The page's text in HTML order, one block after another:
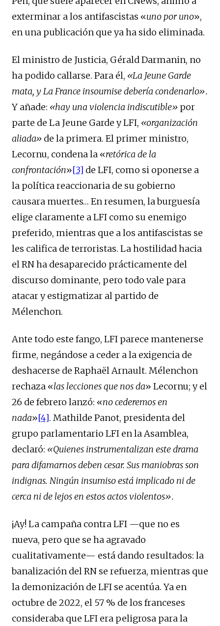
exterminar a los antifascistas «uno por uno»,
en una publicación que ya ha sido eliminada.
El ministro de Justicia, Gérald Darmanin, no
ha podido callarse. Para él, «La Jeune Garde
mata, y La France insoumise debería condenarlo».
Y añade: «hay una violencia indiscutible» por
parte de La Jeune Garde y LFI, «organización
aliada» de la primera. El primer ministro,
Lecornu, condena la «retórica de la
confrontación»[3] de LFI, como si oponerse a
la política reaccionaria de su gobierno
causara muertes… En resumen, la burguesía
elige claramente a LFI como su enemigo
preferido, mientras que a los antifascistas se
les califica de terroristas. La hostilidad hacia
el RN ha desaparecido prácticamente del
discurso dominante, pero todo vale para
atacar y estigmatizar al partido de
Mélenchon.
Ante todo este fango, LFI parece mantenerse
firme, negándose a ceder a la exigencia de
deshacerse de Raphaël Arnault. Mélenchon
rechaza «las lecciones que nos da» Lecornu; y el
26 de febrero lanzó: «no cederemos en
nada»[4]. Mathilde Panot, presidenta del
grupo parlamentario LFI en la Asamblea,
declaró: «Quienes instrumentalizan este drama
para difamarnos deben cesar. Sus maniobras son
indignas. Ningún insumiso está implicado ni de
cerca ni de lejos en estos actos violentos».
¡Ay! La campaña contra LFI —que no es
nueva, pero que se ha agravado
cualitativamente— está dando resultados: la
banalización del RN se refuerza, mientras que
la demonización de LFI se acentúa. Ya en
octubre de 2022, el 57 % de los franceses
consideraba que LFI era peligrosa para la